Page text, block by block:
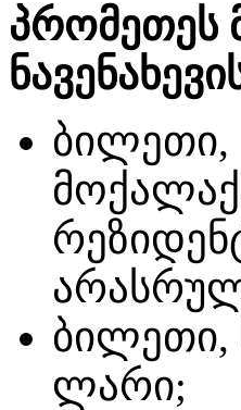
პრომეთეს
ბილეთი,
ბილეთი,
ლარი;